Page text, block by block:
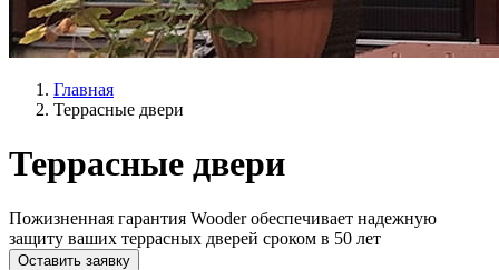
Главная
Террасные двери
Террасные двери
Пожизненная гарантия Wooder обеспечивает надежную
защиту ваших террасных дверей сроком в 50 лет
Оставить заявку